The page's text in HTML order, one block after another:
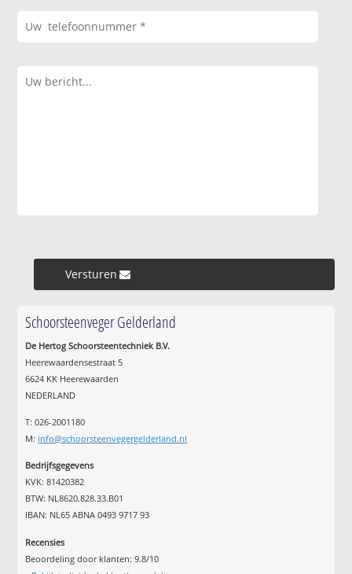
Versturen »
Schoorsteenveger Gelderland
De Hertog Schoorsteentechniek B.V.
Heerewaardensestraat 5
6624 KK Heerewaarden
NEDERLAND
T: 026-2001180
M: info@schoorsteenvegergelderland.nl
Bedrijfsgegevens
KVK: 81420382
BTW: NL8620.828.33.B01
IBAN: NL65 ABNA 0493 9717 93
Recensies
Beoordeling door klanten:9.8/10